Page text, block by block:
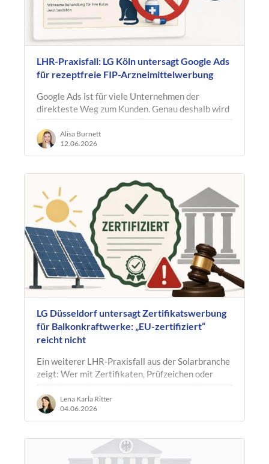
LHR-Praxisfall: LG Köln untersagt Google Ads
für rezeptfreie FIP-Arzneimittelwerbung
Google Ads ist für viele Unternehmen der
direkteste Weg zum Kunden. Genau deshalb wird
der Dienst aber auch zum Problem, wenn
rechtswidrige Angebote dort prominent…
Alisa Burnett
12.06.2026
LG Düsseldorf untersagt Zertifikatswerbung
für Balkonkraftwerke: „EU-zertifiziert“
reicht nicht
Ein weiterer LHR-Praxisfall aus der Solarbranche
zeigt: Wer mit Zertifikaten, Prüfzeichen oder
technischen Normen wirbt, muss auch erklären,
was genau geprüft wurde, wer…
Lena Karla Ritter
04.06.2026